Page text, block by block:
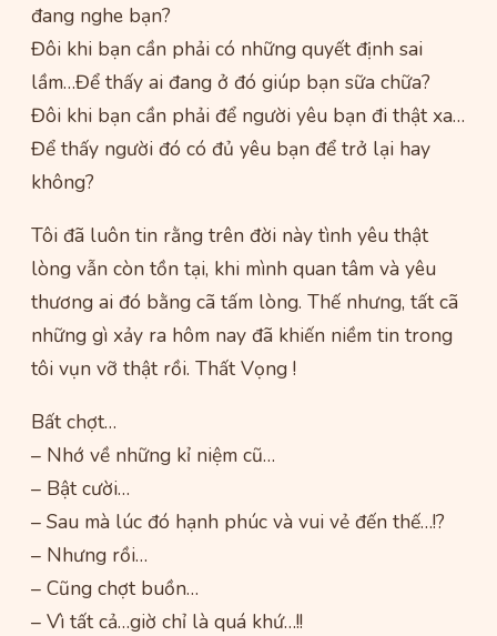
đang nghe bạn?
Đôi khi bạn cần phải có những quyết định sai
lầm…Để thấy ai đang ở đó giúp bạn sữa chữa?
Đôi khi bạn cần phải để người yêu bạn đi thật xa…
Để thấy người đó có đủ yêu bạn để trở lại hay
không?
Tôi đã luôn tin rằng trên đời này tình yêu thật
lòng vẫn còn tồn tại, khi mình quan tâm và yêu
thương ai đó bằng cã tấm lòng. Thế nhưng, tất cã
những gì xảy ra hôm nay đã khiến niềm tin trong
tôi vụn vỡ thật rồi. Thất Vọng !
Bất chợt…
– Nhớ về những kỉ niệm cũ…
– Bật cười…
– Sau mà lúc đó hạnh phúc và vui vẻ đến thế…!?
– Nhưng rồi…
– Cũng chợt buồn…
– Vì tất cả…giờ chỉ là quá khứ…!!